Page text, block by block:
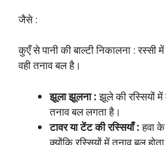
जैसे :
कुएँ से पानी की बाल्टी निकालना : रस्सी
वही तनाव बल है।
झूला झूलना :झूले की रस्सियों
तनाव बल लगता है।
टावर या टेंट की रस्सियाँ :हवा
क्योंकि रस्सियों में तनाव बल